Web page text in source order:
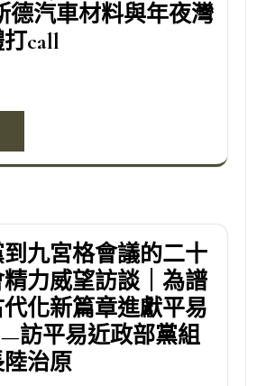
德汽車材料與年夜灣
call
九宮格會議的二十
力威望訪談｜為譜
化新篇章進獻平易
訪平易近政部黨組
治原